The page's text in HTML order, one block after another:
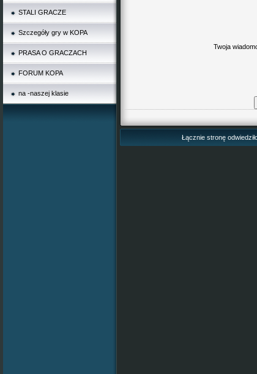
STALI GRACZE
Szczegóły gry w KOPA
PRASA O GRACZACH
FORUM KOPA
na -naszej klasie
Twoja
Łącznie stronę